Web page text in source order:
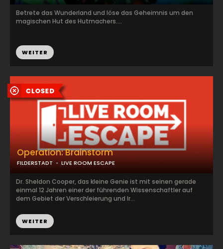
Betrete das Wunderland und löse das Geheimnis um den
magischen Hut des Hutmachers....
WEITER
Operation: Brainstorm
FILDERSTADT LIVE ROOM ESCAPE
Dr. Sheldon Cooper, das kleine Genie ist mit seinen gerade
einmal 12 Jahren einer der führenden Wissenschaftler auf
dem Gebiet der Verschleierung und Ir...
WEITER